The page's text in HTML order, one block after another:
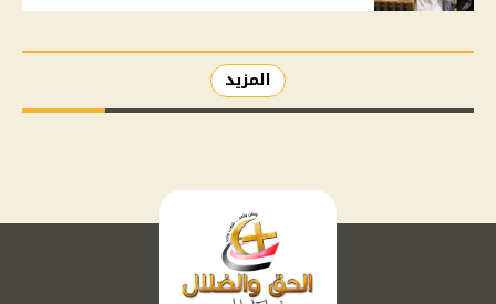
المزيد